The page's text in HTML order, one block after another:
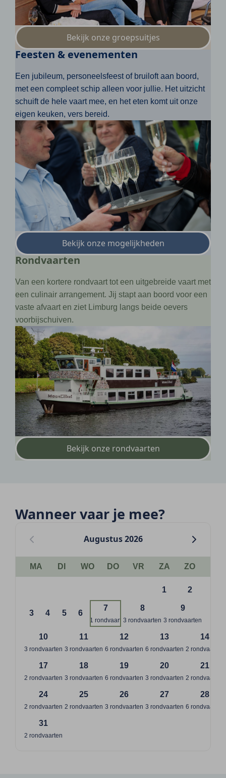
Bekijk onze groepsuitjes
Feesten & evenementen
Een jubileum, personeelsfeest of bruiloft aan boord,
met een compleet schip alleen voor jullie. Het uitzicht
schuift de hele vaart mee, en het eten komt uit onze
eigen keuken, vers bereid.
Bekijk onze mogelijkheden
Rondvaarten
Van een kortere rondvaart tot een uitgebreide vaart met
een culinair arrangement. Jij stapt aan boord voor een
vaste afvaart en ziet Limburg langs beide oevers
voorbijschuiven.
Bekijk onze rondvaarten
Wanneer vaar je mee?
Augustus 2026
MA DI WO DO VR ZA ZO
1 2
3 4 5 6
7
1 rondvaart
8
3 rondvaarten
9
3 rondvaarten
10
3 rondvaarten
11
3 rondvaarten
12
6 rondvaarten
13
6 rondvaarten
14
2 rondvaarten
17
2 rondvaarten
18
3 rondvaarten
19
6 rondvaarten
20
3 rondvaarten
21
2 rondvaarten
24
2 rondvaarten
25
2 rondvaarten
26
3 rondvaarten
27
3 rondvaarten
28
6 rondvaarten
31
2 rondvaarten